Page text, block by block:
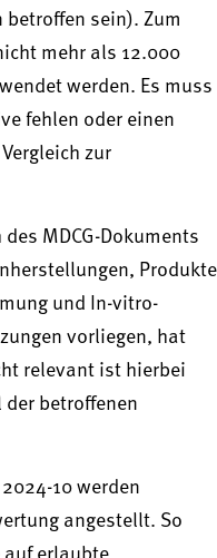
betroffen sein). Zum
mehr als 12.000
werden. Es muss
fehlen oder einen
zur
MDCG-Dokuments
Produkte
und In-vitro-
vorliegen, hat
relevant ist hierbei
der betroffenen
10 werden
angestellt. So